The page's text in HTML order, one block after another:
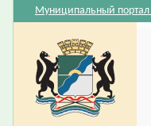
Муниципальный портал